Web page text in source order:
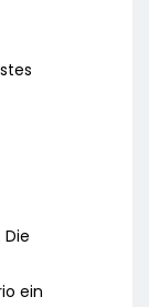
ein